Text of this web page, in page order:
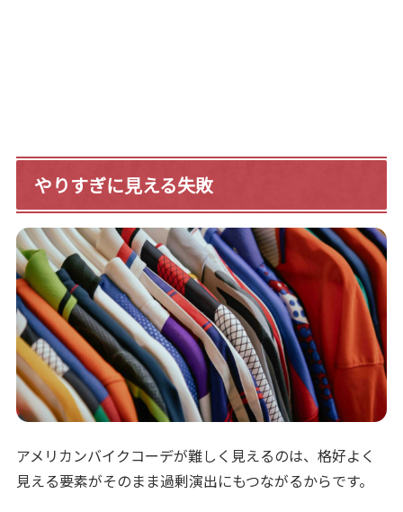
やりすぎに見える失敗
アメリカンバイクコーデが難しく見えるのは、格好よく
見える要素がそのまま過剰演出にもつながるからです。